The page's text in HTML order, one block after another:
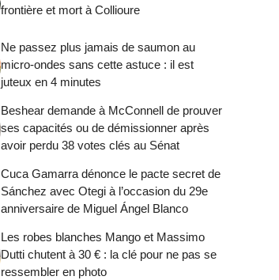
frontière et mort à Collioure
Ne passez plus jamais de saumon au
micro-ondes sans cette astuce : il est
juteux en 4 minutes
Beshear demande à McConnell de prouver
ses capacités ou de démissionner après
avoir perdu 38 votes clés au Sénat
Cuca Gamarra dénonce le pacte secret de
Sánchez avec Otegi à l’occasion du 29e
anniversaire de Miguel Ángel Blanco
Les robes blanches Mango et Massimo
Dutti chutent à 30 € : la clé pour ne pas se
ressembler en photo